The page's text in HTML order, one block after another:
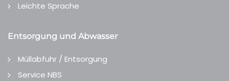
Leichte Sprache
Entsorgung und Abwasser
Müllabfuhr / Entsorgung
Service NBS